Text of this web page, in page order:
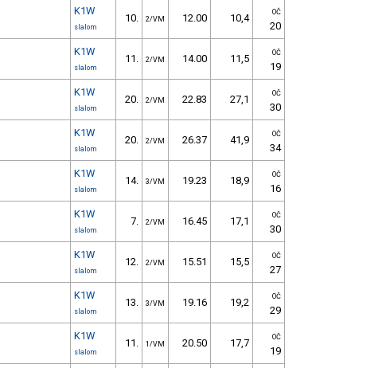
K1W
slalom
10. 2/VM 12.00 10,4 OČ
20
K1W
slalom
11. 2/VM 14.00 11,5 OČ
19
K1W
slalom
20. 2/VM 22.83 27,1 OČ
30
K1W
slalom
20. 2/VM 26.37 41,9 OČ
34
K1W
slalom
14. 3/VM 19.23 18,9 OČ
16
K1W
slalom
7. 2/VM 16.45 17,1 OČ
30
K1W
slalom
12. 2/VM 15.51 15,5 OČ
27
K1W
slalom
13. 3/VM 19.16 19,2 OČ
29
K1W
slalom
11. 1/VM 20.50 17,7 OČ
19